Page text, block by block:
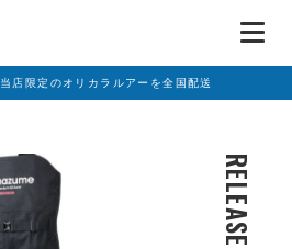
店限定のオリカラルアーを全国配送
RELEASE